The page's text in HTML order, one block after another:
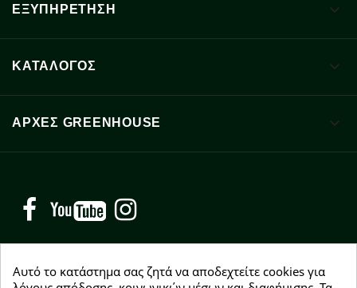
ΕΞΥΠΗΡΕΤΗΣΗ 
ΚΑΤΑΛΟΓΟΣ 
ΑΡΧΈΣ GREENHOUSE 
Facebook YouTube
Αυτό το κατάστημα σας ζητά να αποδεχτείτε cookies για